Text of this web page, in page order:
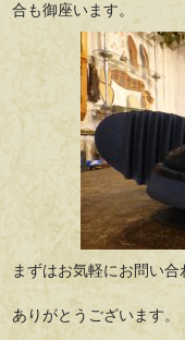
合も御座います。
まずはお気軽にお問い合
ありがとうございます。